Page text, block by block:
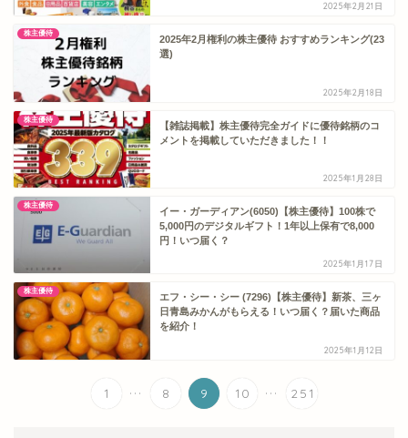
2025年2月21日
株主優待
2025年2月権利の株主優待 おすすめランキング(23
選)
2025年2月18日
株主優待
【雑誌掲載】株主優待完全ガイドに優待銘柄のコ
メントを掲載していただきました！！
2025年1月28日
株主優待
イー・ガーディアン(6050)【株主優待】100株で
5,000円のデジタルギフト！1年以上保有で8,000
円！いつ届く？
2025年1月17日
株主優待
エフ・シー・シー (7296)【株主優待】新茶、三ヶ
日青島みかんがもらえる！いつ届く？届いた商品
を紹介！
2025年1月12日
1 ... 8 9 10 ... 251